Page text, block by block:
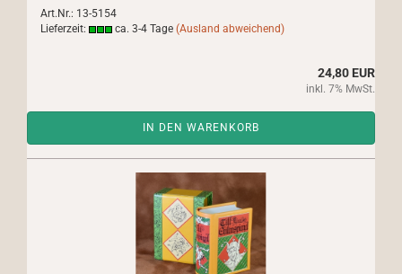
Art.Nr.: 13-5154
Lieferzeit:
ca. 3-4 Tage (Ausland abweichend)
24,80 EUR
inkl. 7% MwSt.
IN DEN WARENKORB